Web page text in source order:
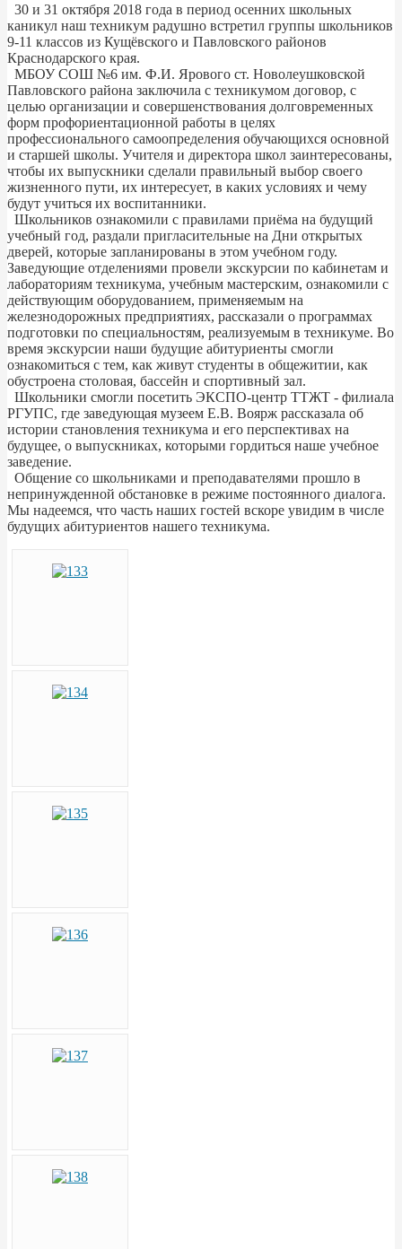
30 и 31 октября 2018 года в период осенних школьных
каникул наш техникум радушно встретил группы школьников
9-11 классов из Кущёвского и Павловского районов
Краснодарского края.
МБОУ СОШ №6 им. Ф.И. Ярового ст. Новолеушковской
Павловского района заключила с техникумом договор, с
целью организации и совершенствования долговременных
форм профориентационной работы в целях
профессионального самоопределения обучающихся основной
и старшей школы. Учителя и директора школ заинтересованы,
чтобы их выпускники сделали правильный выбор своего
жизненного пути, их интересует, в каких условиях и чему
будут учиться их воспитанники.
Школьников ознакомили с правилами приёма на будущий
учебный год, раздали пригласительные на Дни открытых
дверей, которые запланированы в этом учебном году.
Заведующие отделениями провели экскурсии по кабинетам и
лабораториям техникума, учебным мастерским, ознакомили с
действующим оборудованием, применяемым на
железнодорожных предприятиях, рассказали о программах
подготовки по специальностям, реализуемым в техникуме. Во
время экскурсии наши будущие абитуриенты смогли
ознакомиться с тем, как живут студенты в общежитии, как
обустроена столовая, бассейн и спортивный зал.
Школьники смогли посетить ЭКСПО-центр ТТЖТ - филиала
РГУПС, где заведующая музеем Е.В. Воярж рассказала об
истории становления техникума и его перспективах на
будущее, о выпускниках, которыми гордиться наше учебное
заведение.
Общение со школьниками и преподавателями прошло в
непринужденной обстановке в режиме постоянного диалога.
Мы надеемся, что часть наших гостей вскоре увидим в числе
будущих абитуриентов нашего техникума.